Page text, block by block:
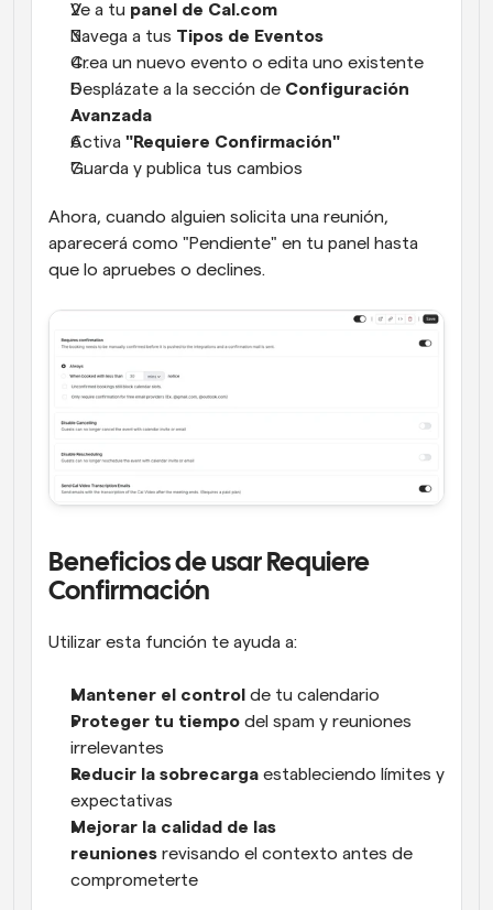
Ve a tu panel de Cal.com
Navega a tus Tipos de Eventos
Crea un nuevo evento o edita uno existente
Desplázate a la sección de Configuración
Avanzada
Activa "Requiere Confirmación"
Guarda y publica tus cambios
Ahora, cuando alguien solicita una reunión,
aparecerá como "Pendiente" en tu panel hasta
que lo apruebes o declines.
Beneficios de usar Requiere
Confirmación
Utilizar esta función te ayuda a:
Mantener el control de tu calendario
Proteger tu tiempo del spam y reuniones
irrelevantes
Reducir la sobrecarga estableciendo límites y
expectativas
Mejorar la calidad de las
reuniones revisando el contexto antes de
comprometerte